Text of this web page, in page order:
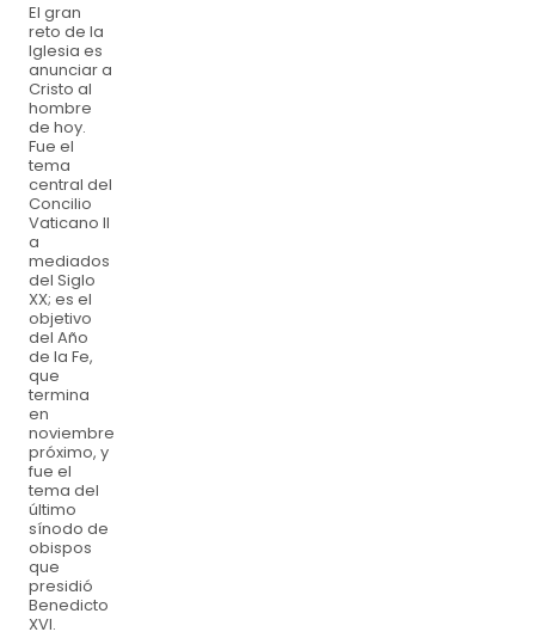
El gran
reto de la
Iglesia es
anunciar a
Cristo al
hombre
de hoy.
Fue el
tema
central del
Concilio
Vaticano II
a
mediados
del Siglo
XX; es el
objetivo
del Año
de la Fe,
que
termina
en
noviembre
próximo, y
fue el
tema del
último
sínodo de
obispos
que
presidió
Benedicto
XVI.